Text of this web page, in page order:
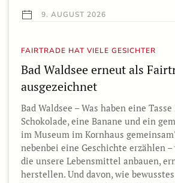
9. AUGUST 2026
FAIRTRADE HAT VIELE GESICHTER
Bad Waldsee erneut als
ausgezeichnet
Bad Waldsee – Was haben eine
Schokolade, eine Banane und ein
im Museum im Kornhaus
nebenbei eine Geschichte erzählen –
die unsere Lebensmittel anbauen,
herstellen. Und davon, wie